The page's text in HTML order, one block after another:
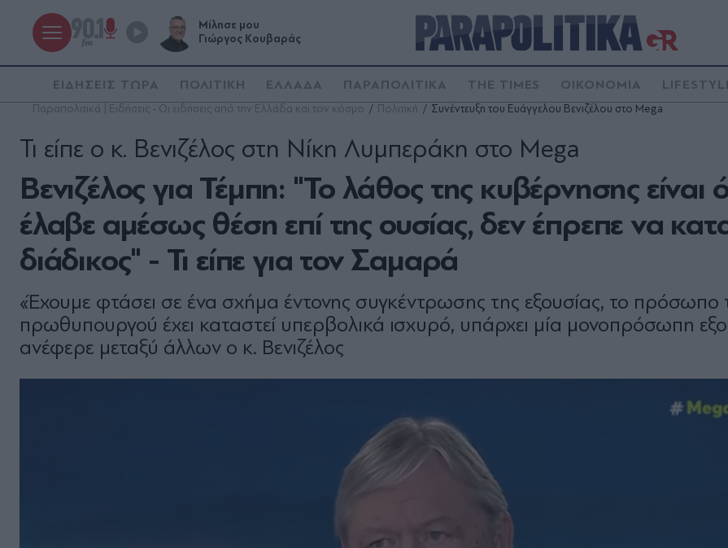
Μίλησε μου
Γιώργος Κουβαράς
ΕΙΔΗΣΕΙΣ ΤΩΡΑ ΠΟΛΙΤΙΚΗ ΕΛΛΑΔΑ ΠΑΡΑΠΟΛΙΤΙΚΑ THE TIMES ΟΙΚΟΝΟΜΙΑ
Παραπολιτικά | Ειδήσεις - Οι ειδήσεις από την Ελλάδα και τον κόσμο Πολιτική Συνέντευξη του Ευάγγελου Βενιζέλου στο Mega
Βενιζέλος για Τέμπη: "Το λάθος της κυβέρνησης είναι
έλαβε αμέσως θέση επί της ουσίας, δεν έπρεπε να
διάδικος" - Τι είπε για τον Σαμαρά
Τι είπε ο κ. Βενιζέλος στη Νίκη Λυμπεράκη στο Mega
«Έχουμε φτάσει σε ένα σχήμα έντονης συγκέντρωσης της εξουσίας, το πρόσωπο
πρωθυπουργού έχει καταστεί υπερβολικά ισχυρό, υπάρχει μία μονοπρόσωπη
ανέφερε μεταξύ άλλων ο κ. Βενιζέλος